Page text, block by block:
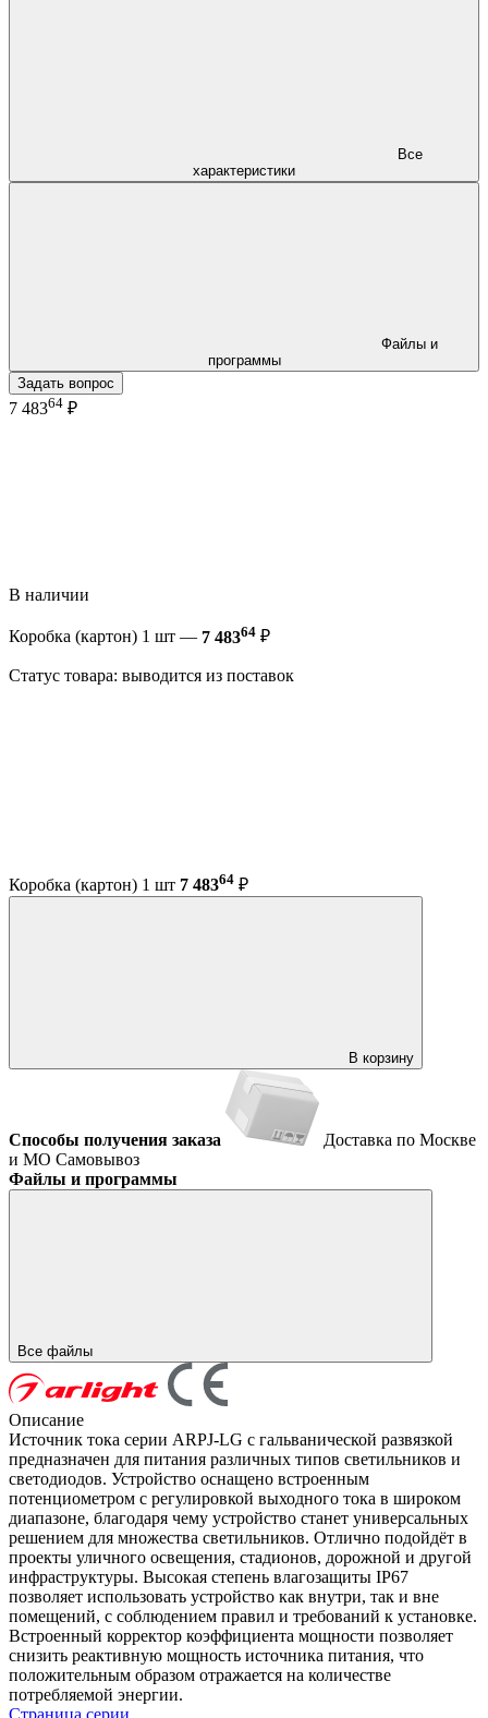
характеристики
программы
Задать вопрос
7 48364 ₽
В наличии
Коробка (картон) 1 шт — 7 48364 ₽
Статус товара: выводится из поставок
Коробка (картон) 1 шт 7 48364 ₽
В корзину
Способы получения заказа
Доставка по Москве
и МО Самовывоз
Файлы и программы
Все файлы
Описание
Источник тока серии ARPJ-LG с гальванической развязкой
предназначен для питания различных типов светильников и
светодиодов. Устройство оснащено встроенным
потенциометром с регулировкой выходного тока в широком
диапазоне, благодаря чему устройство станет универсальных
решением для множества светильников. Отлично подойдёт в
проекты уличного освещения, стадионов, дорожной и другой
инфраструктуры. Высокая степень влагозащиты IP67
позволяет использовать устройство как внутри, так и вне
помещений, с соблюдением правил и требований к установке.
Встроенный корректор коэффициента мощности позволяет
снизить реактивную мощность источника питания, что
положительным образом отражается на количестве
потребляемой энергии.
Страница серии